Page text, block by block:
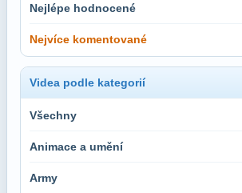
Nejlépe hodnocené
Nejvíce komentované
Videa podle kategorií
Všechny
Animace a umění
Army